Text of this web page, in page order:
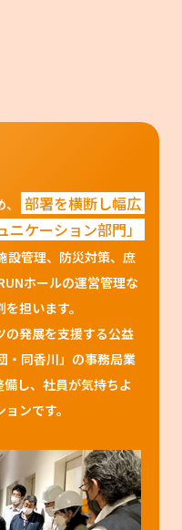
部署を横断し幅広
ケーション部門」
設管理、防災対策、庶
ホールの運営管理な
担います。
の発展を支援する公益
・同香川」の事務局業
し、社員が気持ちよ
ンです。